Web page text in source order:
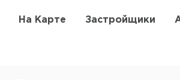
На Карте Застройщики